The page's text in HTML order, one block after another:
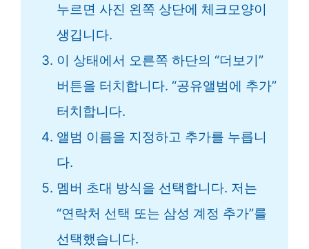
누르면 사진 왼쪽 상단에 체크모양이
생깁니다.
이 상태에서 오른쪽 하단의 “더보기”
버튼을 터치합니다. “공유앨범에 추가”
터치합니다.
앨범 이름을 지정하고 추가를 누릅니
다.
멤버 초대 방식을 선택합니다. 저는
“연락처 선택 또는 삼성 계정 추가”를
선택했습니다.